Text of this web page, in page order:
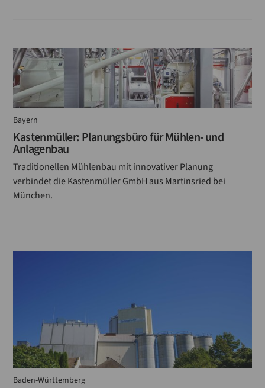
Bayern
Kastenmüller: Planungsbüro für Mühlen- und
Anlagenbau
Traditionellen Mühlenbau mit innovativer Planung
verbindet die Kastenmüller GmbH aus Martinsried bei
München.
Baden-Württemberg